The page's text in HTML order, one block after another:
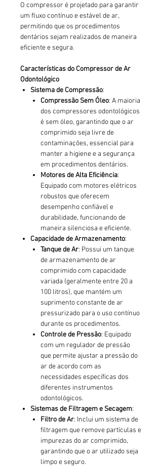
O compressor é projetado para garantir
um fluxo contínuo e estável de ar,
permitindo que os procedimentos
dentários sejam realizados de maneira
eficiente e segura.
Características do Compressor de Ar
Odontológico
Sistema de Compressão:
Compressão Sem Óleo: A maioria
dos compressores odontológicos
é sem óleo, garantindo que o ar
comprimido seja livre de
contaminações, essencial para
manter a higiene e a segurança
em procedimentos dentários.
Motores de Alta Eficiência:
Equipado com motores elétricos
robustos que oferecem
desempenho confiável e
durabilidade, funcionando de
maneira silenciosa e eficiente.
Capacidade de Armazenamento:
Tanque de Ar: Possui um tanque
de armazenamento de ar
comprimido com capacidade
variada (geralmente entre 20 a
100 litros), que mantém um
suprimento constante de ar
pressurizado para o uso contínuo
durante os procedimentos.
Controle de Pressão: Equipado
com um regulador de pressão
que permite ajustar a pressão do
ar de acordo com as
necessidades específicas dos
diferentes instrumentos
odontológicos.
Sistemas de Filtragem e Secagem:
Filtro de Ar: Inclui um sistema de
filtragem que remove partículas e
impurezas do ar comprimido,
garantindo que o ar utilizado seja
limpo e seguro.